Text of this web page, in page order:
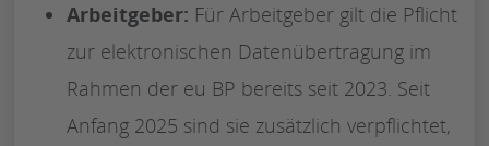
Arbeitgeber: Für Arbeitgeber gilt die Pflicht
zur elektronischen Datenübertragung im
Rahmen der eu BP bereits seit 2023. Seit
Anfang 2025 sind sie zusätzlich verpflichtet,